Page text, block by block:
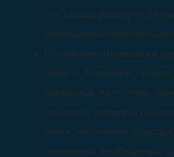
тем самым расширяя
долгосрочные партнерские
Поставщики материалов
мебели: Компании,
обивочные ткани, кожу,
(поролон, синтепон,
блоки, механизмы
материалы, необходимые